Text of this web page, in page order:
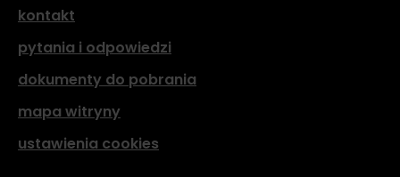
kontakt
pytania i odpowiedzi
dokumenty do pobrania
mapa witryny
ustawienia cookies